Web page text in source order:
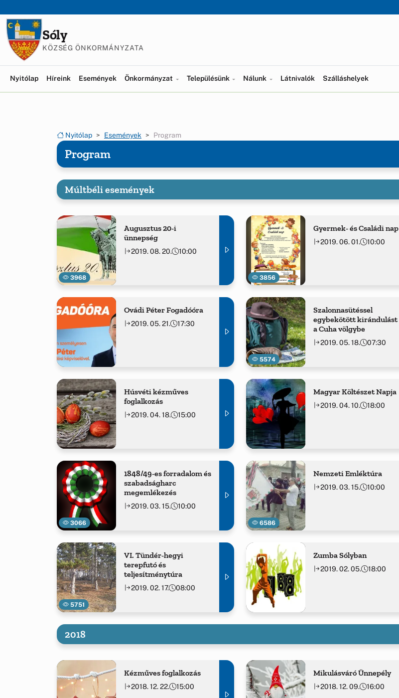
Sóly
KÖZSÉG ÖNKORMÁNYZATA
Nyitólap Híreink Események Önkormányzat Településünk Nálunk Látnivalók Szálláshelyek
Nyitólap Események Program
Program
Múltbéli események
3968
Augusztus 20-i
ünnepség
2019. 08. 20. 10:00
3856
Gyermek- és Családi nap
2019. 06. 01. 10:00
Ovádi Péter Fogadóóra
2019. 05. 21. 17:30
5574
Szalonnasütéssel
egybekötött kirándulást
a Cuha völgybe
2019. 05. 18. 07:30
Húsvéti kézműves
foglalkozás
2019. 04. 18. 15:00
Magyar Költészet Napja
2019. 04. 10. 18:00
3066
1848/49-es forradalom és
szabadságharc
megemlékezés
2019. 03. 15. 10:00
6586
Nemzeti Emléktúra
2019. 03. 15. 10:00
5751
VI. Tündér-hegyi
terepfutó és
teljesítménytúra
2019. 02. 17. 08:00
Zumba Sólyban
2019. 02. 05. 18:00
2018
Kézműves foglalkozás
2018. 12. 22. 15:00
Mikulásváró Ünnepély
2018. 12. 09. 16:00